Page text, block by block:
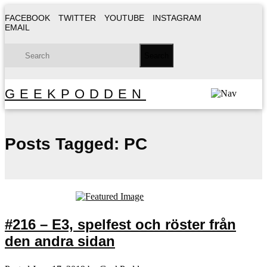
FACEBOOK TWITTER YOUTUBE
INSTAGRAM
EMAIL
GEEKPODDEN
Posts Tagged: PC
#216 – E3, spelfest och röster från
den andra sidan